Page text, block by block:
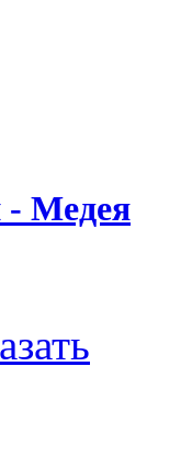
- Медея